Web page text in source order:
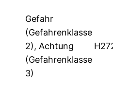
Gefahr
(Gefahrenklasse
2), Achtung
(Gefahrenklasse
3)